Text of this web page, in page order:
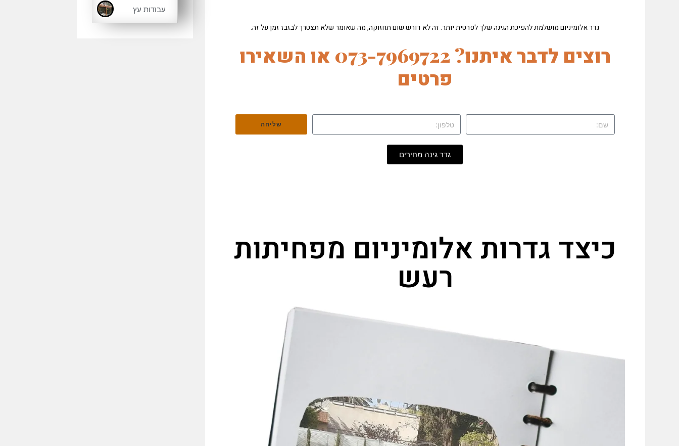
גדר אלומיניום מושלמת להפיכת הגינה שלך לפרטית יותר. זה לא דורש שום תחזוקה, מה שאומר שלא תצטרך לבזבז זמן על זה.
רוצים לדבר איתנו? 073-7969722 או השאירו
פרטים
שליחה
גדר גינה מחירים
כיצד גדרות אלומיניום מפחיתות
רעש
עבודות עץ